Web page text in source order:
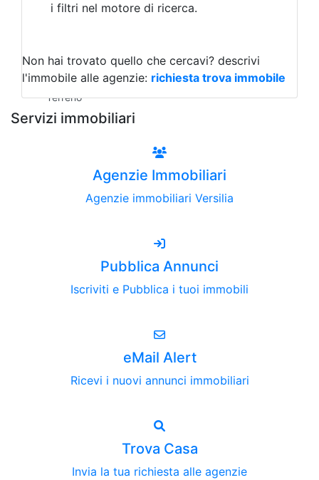
Magazzini
Qualsiasi
Terreno edificabile
Terreno
i filtri nel motore di ricerca.
Non hai trovato quello che cercavi? descrivi
l'immobile alle agenzie: richiesta trova immobile
Servizi immobiliari
Agenzie Immobiliari
Agenzie immobiliari Versilia
Pubblica Annunci
Iscriviti e Pubblica i tuoi immobili
eMail Alert
Ricevi i nuovi annunci immobiliari
Trova Casa
Invia la tua richiesta alle agenzie